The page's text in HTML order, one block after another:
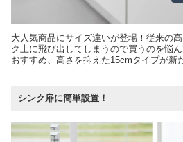
大人気商品にサイズ違いが登場！従来の
ク上に飛び出してしまうので買うのを悩
おすすめ、高さを抑えた15cmタイプが新
シンク扉に簡単設置！